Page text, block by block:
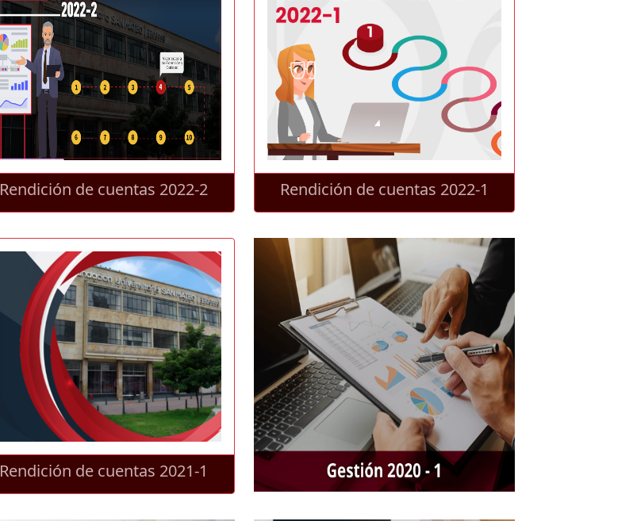
Rendición de cuentas 2022-2 Rendición de cuentas 2022-1
Rendición de cuentas 2021-1